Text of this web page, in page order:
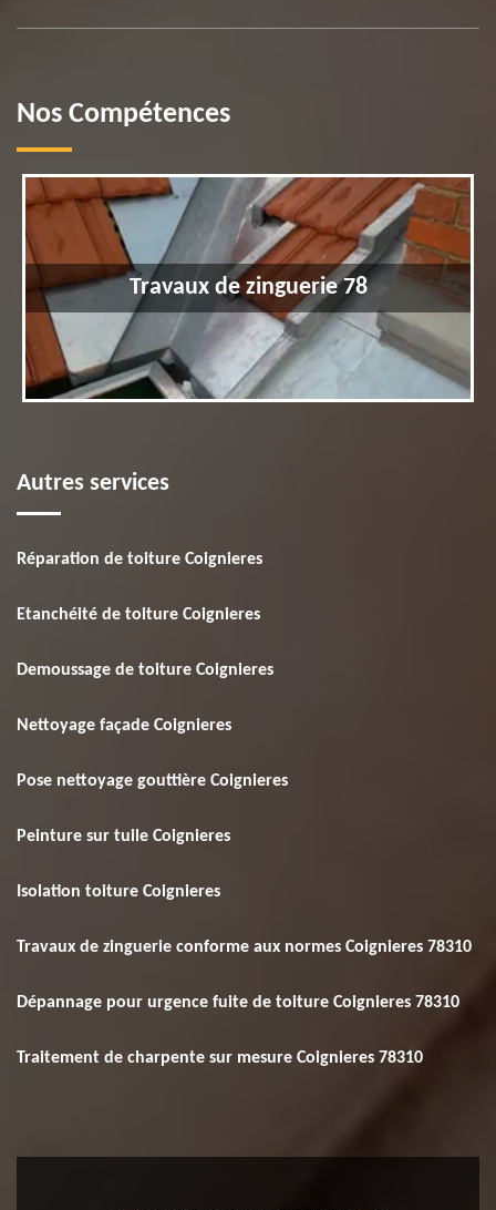
Nos Compétences
Travaux de zinguerie 78
Autres services
Réparation de toiture Coignieres
Etanchéité de toiture Coignieres
Demoussage de toiture Coignieres
Nettoyage façade Coignieres
Pose nettoyage gouttière Coignieres
Peinture sur tuile Coignieres
Isolation toiture Coignieres
Travaux de zinguerie conforme aux normes Coignieres 78310
Dépannage pour urgence fuite de toiture Coignieres 78310
Traitement de charpente sur mesure Coignieres 78310